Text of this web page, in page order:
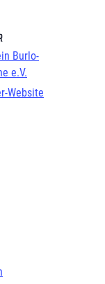
Burlo-
e.V.
Website